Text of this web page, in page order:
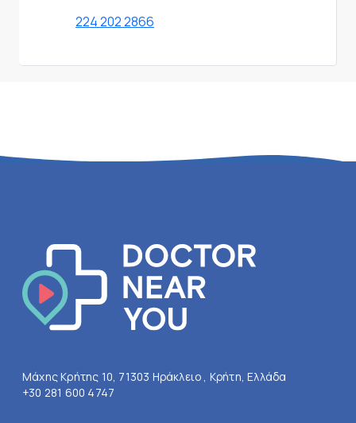
224 202 2866
Μάχης Κρήτης 10, 71303 Ηράκλειο , Κρήτη, Ελλάδα
+30 281 600 4747